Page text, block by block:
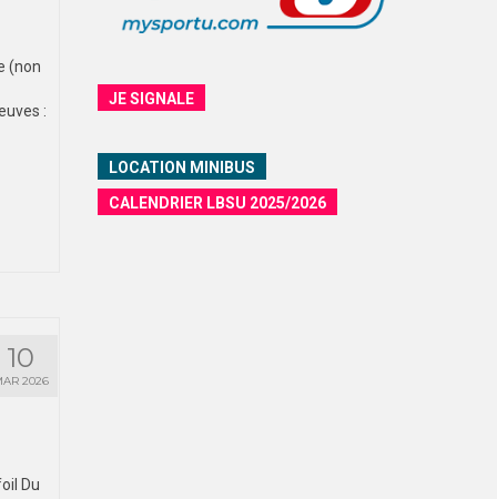
(non
:
10
2026
Du
JE SIGNALE
LOCATION MINIBUS
CALENDRIER LBSU 2025/2026